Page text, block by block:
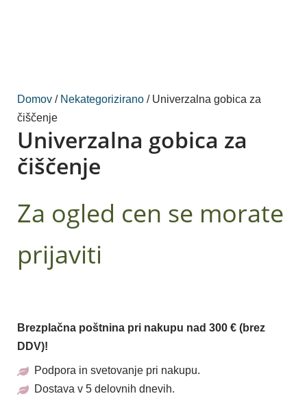
Domov / Nekategorizirano / Univerzalna gobica za
čiščenje
Univerzalna gobica za
čiščenje
Za ogled cen se morate
prijaviti
Brezplačna poštnina pri nakupu nad 300 € (brez
DDV)!
Podpora in svetovanje pri nakupu.
Dostava v 5 delovnih dnevih.